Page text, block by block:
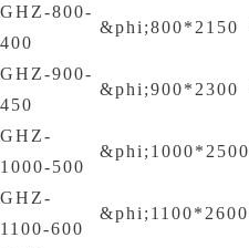
GHZ-800-
400
&phi;800*2150
GHZ-900-
450
&phi;900*2300
GHZ-
1000-500
&phi;1000*2500
GHZ-
1100-600
&phi;1100*2600